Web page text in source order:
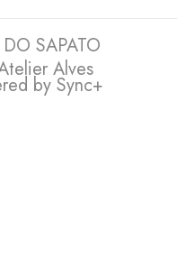
SAPATO
Alves
by Sync+